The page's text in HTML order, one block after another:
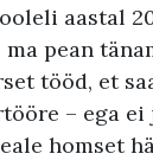
aastal
pean
tööd, et
– ega
homset